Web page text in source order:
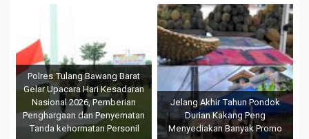
Polres Tulang Bawang Barat
Gelar Upacara Hari Kesadaran
Nasional 2026, Pemberian
Penghargaan dan Penyematan
Tanda kehormatan Personil
Jelang Akhir Tahun Pondok
Durian Kakang Peng
Menyediakan Banyak Promo